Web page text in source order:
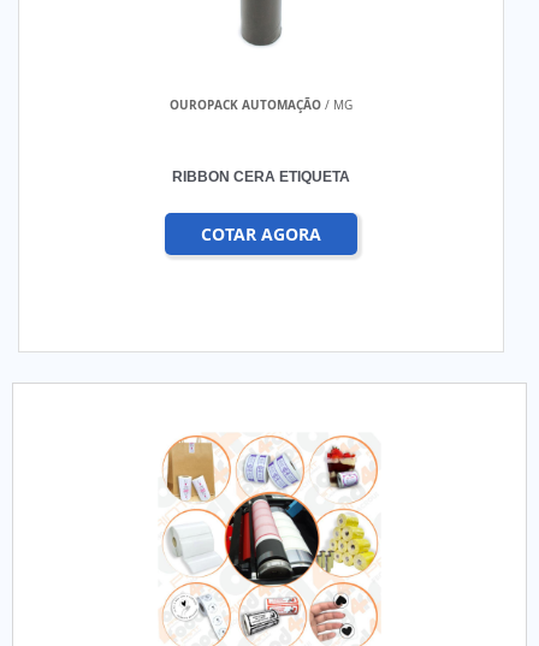
OUROPACK AUTOMAÇÃO / MG
RIBBON CERA ETIQUETA
COTAR AGORA